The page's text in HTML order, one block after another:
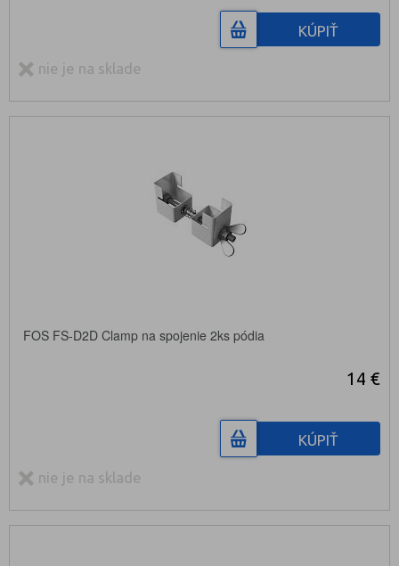
KÚPIŤ
nie je na sklade
FOS FS-D2D Clamp na spojenie 2ks pódia
14 €
KÚPIŤ
nie je na sklade